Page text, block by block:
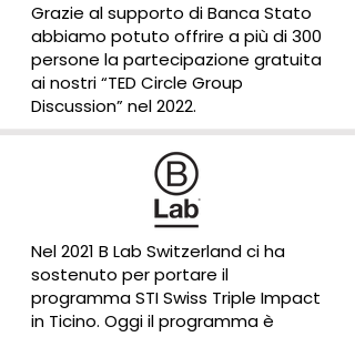
Grazie al supporto di Banca Stato
abbiamo potuto offrire a più di 300
persone la partecipazione gratuita
ai nostri “TED Circle Group
Discussion” nel 2022.
Nel 2021 B Lab Switzerland ci ha
sostenuto per portare il
programma STI Swiss Triple Impact
in Ticino. Oggi il programma è